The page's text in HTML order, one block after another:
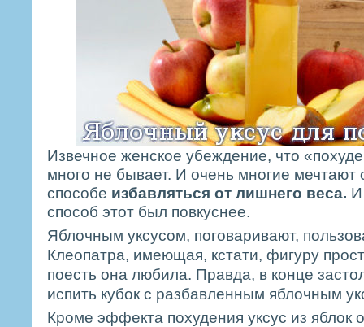
Извечное женское убеждение, что
много не бывает. И очень многие мечтают
способе избавляться от лишнего веса.
способ этот был повкуснее.
Яблочным уксусом, поговаривают,
Клеопатра, имеющая, кстати, фигуру
поесть она любила. Правда, в конце
испить кубок с разбавленным яблочным
Кроме эффекта похудения уксус из яблок